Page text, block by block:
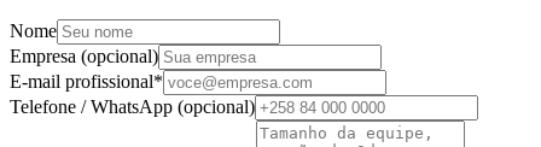
Nome
Empresa (opcional)
E-mail profissional*
Telefone / WhatsApp (opcional)